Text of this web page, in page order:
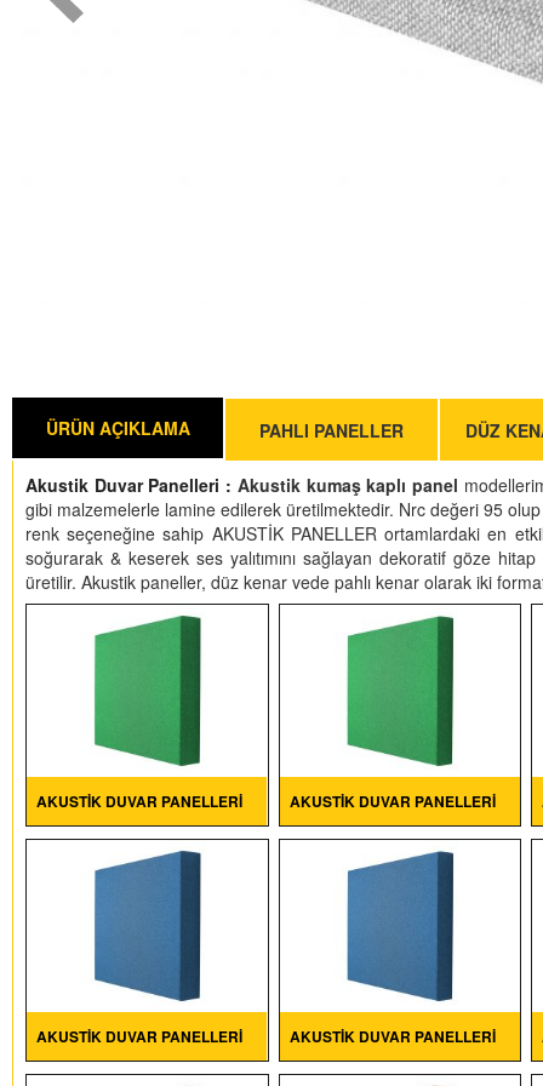
Ürün Fiyatları
ÜRÜN AÇIKLAMA PAHLI PANELLER DÜZ
Akustik Duvar Panelleri : Akustik kumaş kaplı panel
gibi malzemelerle lamine edilerek üretilmektedir. Nrc değeri 95
renk seçeneğine sahip AKUSTİK PANELLER ortamlardaki en
soğurarak & keserek ses yalıtımını sağlayan dekoratif göze
üretilir. Akustik paneller, düz kenar vede pahlı kenar olarak iki
AKUSTIK DUVAR PANELLERI AKUSTIK DUVAR PANELLERI
AKUSTIK DUVAR PANELLERI AKUSTIK DUVAR PANELLERI